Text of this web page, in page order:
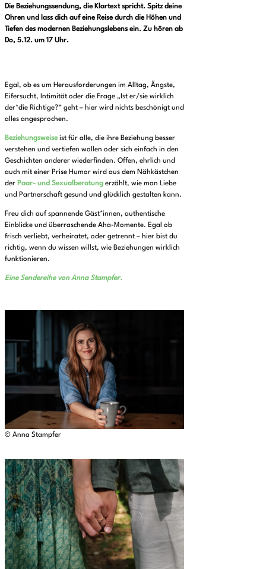
Die Beziehungssendung, die Klartext spricht. Spitz deine
Ohren und lass dich auf eine Reise durch die Höhen und
Tiefen des modernen Beziehungslebens ein. Zu hören ab
Do, 5.12. um 17 Uhr.
Egal, ob es um Herausforderungen im Alltag, Ängste,
Eifersucht, Intimität oder die Frage „Ist er/sie wirklich
der*die Richtige?“ geht – hier wird nichts beschönigt und
alles angesprochen.
Beziehungsweise ist für alle, die ihre Beziehung besser
verstehen und vertiefen wollen oder sich einfach in den
Geschichten anderer wiederfinden. Offen, ehrlich und
auch mit einer Prise Humor wird aus dem Nähkästchen
der Paar- und Sexualberatung erzählt, wie man Liebe
und Partnerschaft gesund und glücklich gestalten kann.
Freu dich auf spannende Gäst*innen, authentische
Einblicke und überraschende Aha-Momente. Egal ob
frisch verliebt, verheiratet, oder getrennt – hier bist du
richtig, wenn du wissen willst, wie Beziehungen wirklich
funktionieren.
Eine Sendereihe von Anna Stampfer.
© Anna Stampfer